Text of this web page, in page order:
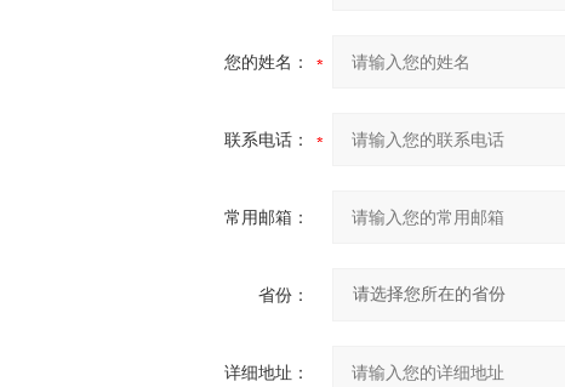
您的姓名：
联系电话：
常用邮箱：
省份：
详细地址：